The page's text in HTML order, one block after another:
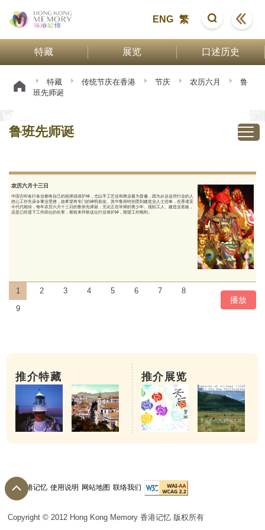
ENG 繁
特藏 展览 口述历史
特藏 传统节庆在香港 节庆 农历六月
鲁
班先师诞
鲁班先师诞
中国古时各行各业都有自己的祖师或保护神，
1 2 3 4 5 6 7
8
9
播放
推介特藏 推介展览
关于香港记忆 使用说明 网站地图 联络我们
Copyright © 2012 Hong Kong Memory 香港记忆 版权所有